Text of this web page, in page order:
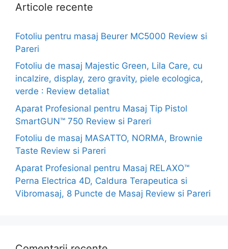
Articole recente
Fotoliu pentru masaj Beurer MC5000 Review si
Pareri
Fotoliu de masaj Majestic Green, Lila Care, cu
incalzire, display, zero gravity, piele ecologica,
verde : Review detaliat
Aparat Profesional pentru Masaj Tip Pistol
SmartGUN™ 750 Review si Pareri
Fotoliu de masaj MASATTO, NORMA, Brownie
Taste Review si Pareri
Aparat Profesional pentru Masaj RELAXO™
Perna Electrica 4D, Caldura Terapeutica si
Vibromasaj, 8 Puncte de Masaj Review si Pareri